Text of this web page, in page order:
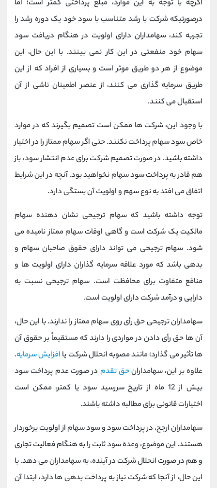
اگرچه با توجه به این موارد، مبلغ پرداختی کمتر است؛ اما
درصورتیکه شرکت با رشد متناسب با سود خود یک دوره رشد را
تجربه کند، سهامداران دارای اولویت در هنگام دریافت سود
سهام خود منفعتی در این کار نمی بینند. با این حال، این
موضوع از هر دو طریق موثر است و بسیاری از افراد که از این
طریق سرمایه گذاری می کنند، از عنصر اطمینان ناشی از آن
استقبال می کنند.
با وجود این، شرکت ها ممکن است تصمیم بگیرند که در موارد
خاص سود سهام پرداخت نکنند. حتی اگر سهام ممتاز را در اختیار
داشته باشید. در صورت تصمیم شرکت برای عدم انتشار سود، باز
هم قادر به پرداخت سود سهام نخواهید بود. آنچه در این شرایط
اتفاق می افتد به نوع سهم و اولویت آن بستگی دارد.
توجه داشته باشید که سهام ترجیحی نشان دهنده سهام
مالکیت یک شرکت است و گاهی اوقات سهام ممتاز نامیده می
شود. سهام ترجیحی می تواند دارای حقوق صاحبان سهام و
بدهی باشد که مورد علاقه سرمایه گذاران دارای اولویت ها و
منافع متفاوت برای محافظت است. سهام ترجیحی نسبت به
دارایی و درآمد شرکت دارای اولویت است.
سهامداران ترجیحی حق رأی روی سهام ممتاز را ندارند. با این حال،
آن ها حق رأی دادن در مواردی را دارند که مستقیماً بر حقوق آن
ها تأثیر می گذارد؛ مانند مصوبه انحلال شرکت یا افزایش سرمایه.
علاوه بر این، سهامدارانحق تقدم در صورت عدم پرداخت سود
بیش از 12 ماه از تاریخ سررسید سود یا کمتر، ممکن است
اختیارات قانونی برای مطالبه داشته باشند.
سهامداران ارجح، در پرداخت سود و سود سهام از اولویت برخوردار
هستند. این موضوع، وعده سود ثابت را به هنگام فعالیت تجاری
و هم در صورت انحلال شرکت در آینده، به سهامداران می دهد. با
این حال، از آنجا که شرکت نیاز به پرداخت بدهی ها دارد، ابتدا آن